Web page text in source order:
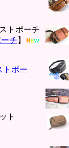
トポーチ
チ 】
トポー
ト